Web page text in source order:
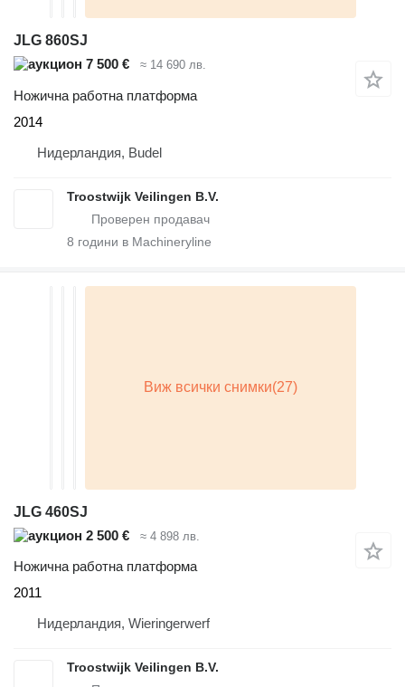
JLG 860SJ
7 500 €
≈ 14 690 лв.
Ножична работна платформа
2014
Нидерландия, Budel
Troostwijk Veilingen B.V.
8 години в Machineryline
JLG 460SJ
2 500 €
≈ 4 898 лв.
Ножична работна платформа
2011
Нидерландия, Wieringerwerf
Troostwijk Veilingen B.V.